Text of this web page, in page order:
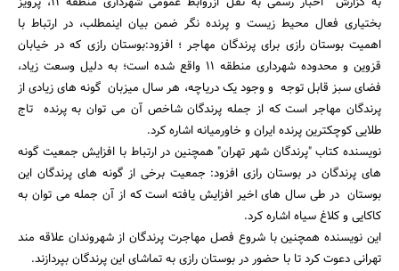
جستجو
بختیاری فعال محیط زیست و پرنده نگر ضمن بیان اینمطلب، در ارتباط با
اهمیت بوستان رازی برای پرندگان مهاجر ؛ افزود:بوستان رازی که در خیابان
قزوین و محدوده شهرداری منطقه 11 واقع شده است؛ به دلیل وسعت زیاد،
فضای سبز قابل توجه و وجود یک دریاچه، هر سال میزبان گونه های زیادی از
پرندگان مهاجر است که از جمله پرندگان شاخص آن می توان به پرنده تاج
طلایی کوچکترین پرنده ایران و خاورمیانه اشاره کرد.
نویسنده کتاب "پرندگان شهر تهران" همچنین در ارتباط با افزایش جمعیت گونه
های پرندگان در بوستان رازی افزود: جمعیت برخی از گونه های پرندگان این
بوستان در طی سال های اخیر افزایش یافته است که از آن جمله می توان به
کاکایی و کلاغ سیاه اشاره کرد.
این نویسنده همچنین با شروع فصل مهاجرت پرندگان از شهروندان علاقه مند
تهرانی دعوت کرد تا با حضور در بوستان رازی به تماشای این پرندگان بپردازند.